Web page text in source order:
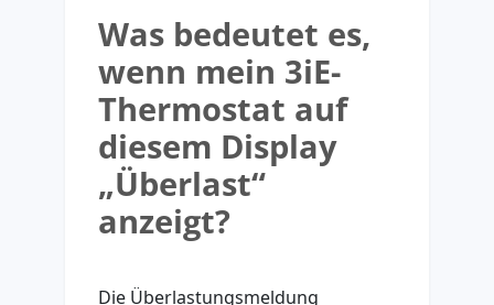
Was bedeutet es,
wenn mein 3iE-
Thermostat auf
diesem Display
„Überlast“
anzeigt?
Die Überlastungsmeldung